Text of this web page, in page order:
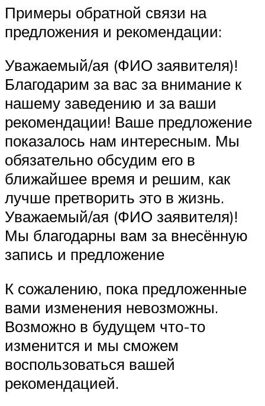
Примеры обратной связи на
предложения и рекомендации:
Уважаемый/ая (ФИО заявителя)!
Благодарим за вас за внимание к
нашему заведению и за ваши
рекомендации! Ваше предложение
показалось нам интересным. Мы
обязательно обсудим его в
ближайшее время и решим, как
лучше претворить это в жизнь.
Уважаемый/ая (ФИО заявителя)!
Мы благодарны вам за внесённую
запись и предложение
К сожалению, пока предложенные
вами изменения невозможны.
Возможно в будущем что-то
изменится и мы сможем
воспользоваться вашей
рекомендацией.